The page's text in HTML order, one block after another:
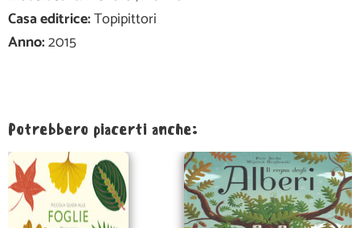
Casa editrice:Topipittori
Anno:2015
Potrebbero piacerti anche: